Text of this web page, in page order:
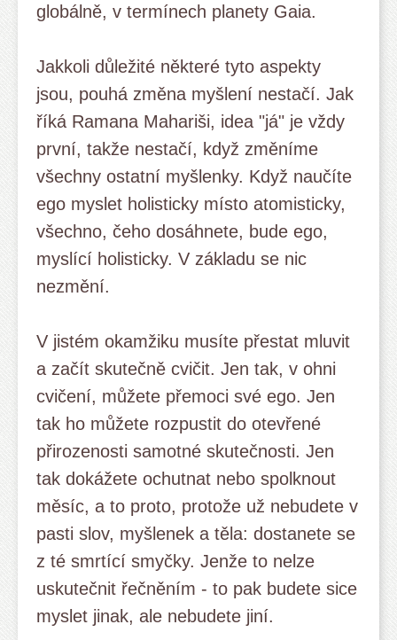
globálně, v termínech planety Gaia.
Jakkoli důležité některé tyto aspekty
jsou, pouhá změna myšlení nestačí. Jak
říká Ramana Mahariši, idea "já" je vždy
první, takže nestačí, když změníme
všechny ostatní myšlenky. Když naučíte
ego myslet holisticky místo atomisticky,
všechno, čeho dosáhnete, bude ego,
myslící holisticky. V základu se nic
nezmění.
V jistém okamžiku musíte přestat mluvit
a začít skutečně cvičit. Jen tak, v ohni
cvičení, můžete přemoci své ego. Jen
tak ho můžete rozpustit do otevřené
přirozenosti samotné skutečnosti. Jen
tak dokážete ochutnat nebo spolknout
měsíc, a to proto, protože už nebudete v
pasti slov, myšlenek a těla: dostanete se
z té smrtící smyčky. Jenže to nelze
uskutečnit řečněním - to pak budete sice
myslet jinak, ale nebudete jiní.